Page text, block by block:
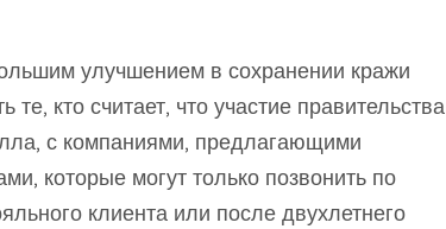
улучшением в сохранении кражи
кто считает, что участие правительства
с компаниями, предлагающими
которые могут только позвонить по
клиента или после двухлетнего